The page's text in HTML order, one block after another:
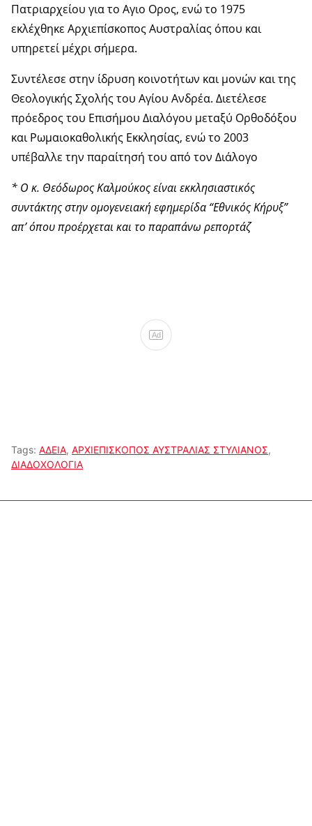
Πατριαρχείου για το Αγιο Ορος, ενώ το 1975
εκλέχθηκε Αρχιεπίσκοπος Αυστραλίας όπου και
υπηρετεί μέχρι σήμερα.
Συντέλεσε στην ίδρυση κοινοτήτων και μονών και της
Θεολογικής Σχολής του Αγίου Ανδρέα. Διετέλεσε
πρόεδρος του Επισήμου Διαλόγου μεταξύ Ορθοδόξου
και Ρωμαιοκαθολικής Εκκλησίας, ενώ το 2003
υπέβαλλε την παραίτησή του από τον Διάλογο
* Ο κ. Θεόδωρος Καλμούκος είναι εκκλησιαστικός
συντάκτης στην ομογενειακή εφημερίδα “Εθνικός Κήρυξ”
απ’ όπου προέρχεται και το παραπάνω ρεπορτάζ
Ad
Tags: ΑΔΕΙΑ, ΑΡΧΙΕΠΙΣΚΟΠΟΣ ΑΥΣΤΡΑΛΙΑΣ ΣΤΥΛΙΑΝΟΣ,
ΔΙΑΔΟΧΟΛΟΓΙΑ